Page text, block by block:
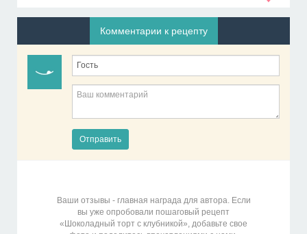
Комментарии к рецепту
Отправить
Ваши отзывы - главная награда для автора. Если
вы уже опробовали пошаговый рецепт
«Шоколадный торт с клубникой», добавьте свое